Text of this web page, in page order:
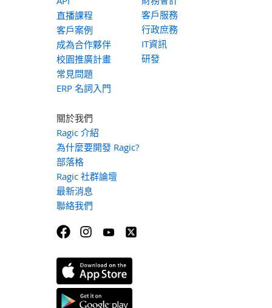
直播課程
客戶案例
成為合作夥伴
校園推廣計畫
常見問題
ERP 名詞入門
客戶服務
行政庶務
IT資訊
研發
關於我們
Ragic 介紹
為什麼要開發 Ragic?
部落格
Ragic 社群論壇
最新消息
聯絡我們